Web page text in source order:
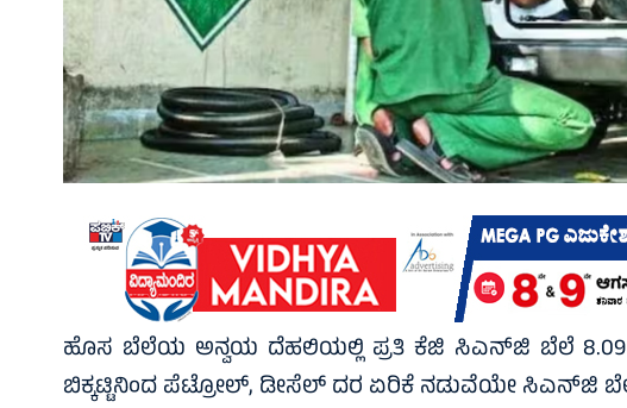
ಹೊಸ ಬೆಲೆಯ ಅನ್ವಯ ದೆಹಲಿಯಲ್ಲಿ ಪ್ರತಿ ಕೆಜಿ ಸಿಎನ್‌ಜಿ ಬೆಲೆ 8.09
ಬಿಕ್ಕಟ್ಟಿನಿಂದ ಪೆಟ್ರೋಲ್‌, ಡೀಸೆಲ್‌ ದರ ಏರಿಕೆ ನಡುವೆಯೇ ಸಿಎನ್‌ಜಿ